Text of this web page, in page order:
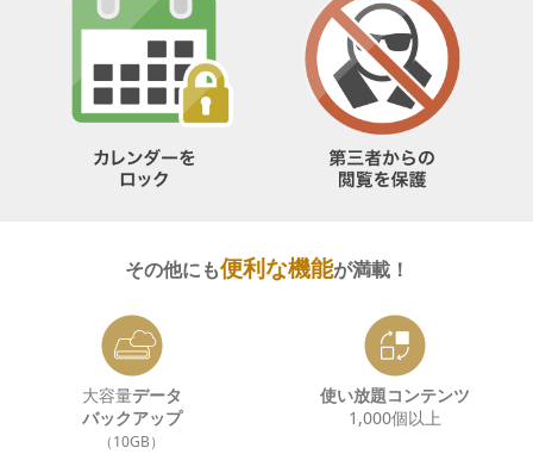
その他にも便利な機能が満載！
大容量データ
バックアップ
（10GB）
使い放題コンテンツ
1,000個以上